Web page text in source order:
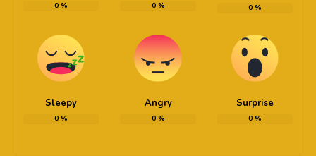
0 % 0% 0%
Sleepy
0 %
Angry
0%
Surprise
0%